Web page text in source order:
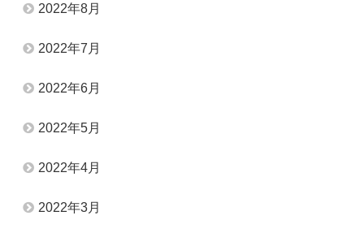
2022年8月
2022年7月
2022年6月
2022年5月
2022年4月
2022年3月